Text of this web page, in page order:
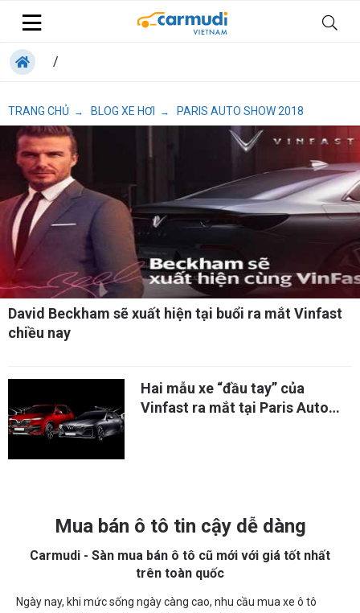
/
TRANG CHỦ → BLOG XE HƠI → PARIS AUTO SHOW 2018
David Beckham sẽ xuất hiện tại buổi ra mắt Vinfast
chiều nay
Hai mẫu xe “đầu tay” của
Vinfast ra mắt tại Paris Auto
Mua bán ô tô tin cậy dễ dàng
Carmudi - Sàn mua bán ô tô cũ mới với giá tốt nhất
trên toàn quốc
Ngày nay, khi mức sống ngày càng cao, nhu cầu mua xe ô tô